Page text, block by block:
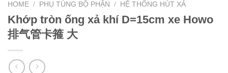
HOME / PHỤ TÙNG BỘ PHẬN / HỆ THỐNG HÚT XẢ
Khớp tròn ống xả khí D=15cm xe Howo
排气管卡箍 大